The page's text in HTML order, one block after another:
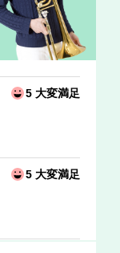
5 大変満足
5 大変満足